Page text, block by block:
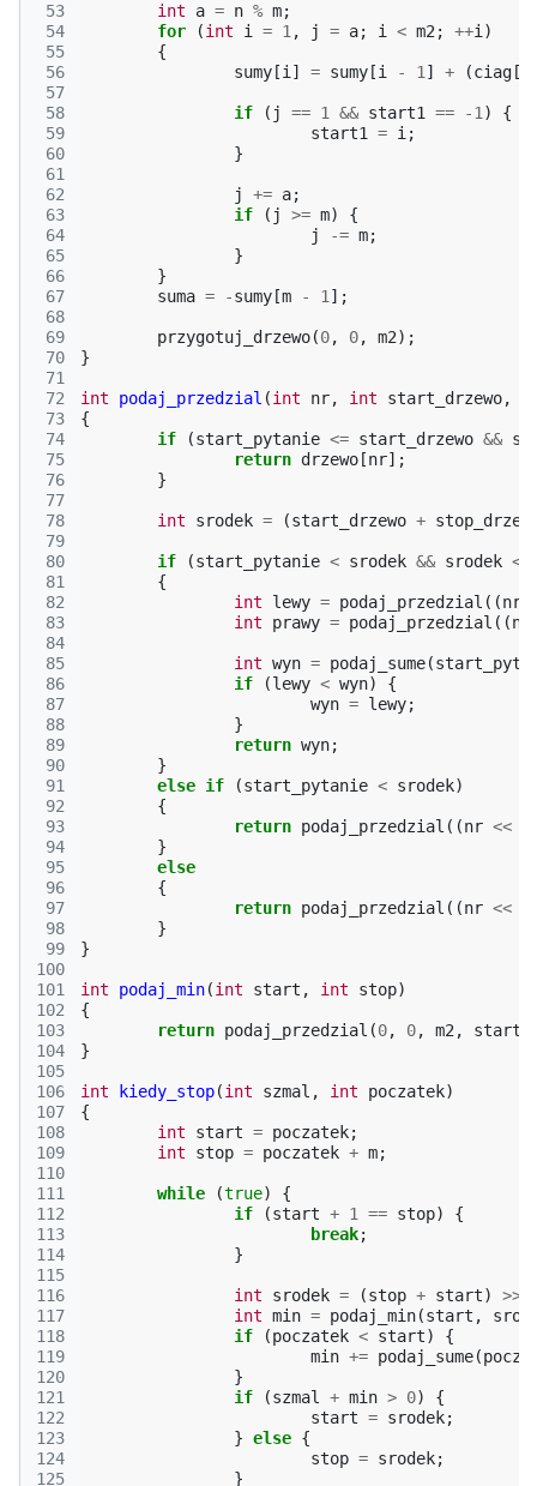
53
54
55
56
57
58
59
60
61
62
63
64
65
66
67
68
69
70
71
72
73
74
75
76
77
78
79
80
81
82
83
84
85
86
87
88
89
90
91
92
93
94
95
96
97
98
99
100
101
102
103
104
105
106
107
108
109
110
111
112
113
114
115
116
117
118
119
120
121
122
123
124
125
int
a = n % m;
for
(int i = 1 , j = a; i < m2 ; ++i )
{
sumy [i ] = sumy [i - 1 ] + (ciag [
if ( j == 1 && start1 == -1 )
{
start1
= i ;
}
j += a;
if
( j >= m)
{
j
-= m;
}
}
suma = -sumy [m - 1 ];
przygotuj_drzewo(0, 0, m2);
}
int podaj_przedzial (int nr, int start_drzewo,
{
if
(start_pytanie <= start_drzewo &&
return drzewo [nr];
}
int srodek = (start_drzewo +
if (start_pytanie < srodek && srodek <
{
int
lewy = podaj_przedzial ((nr
int
prawy = podaj_przedzial ((nr
int wyn = podaj_sume(
if
(lewy < wyn)
{
wyn = lewy;
}
return wyn;
}
else if (start_pytanie < srodek)
{
return podaj_przedzial ((nr <<
}
else
{
return podaj_przedzial ((nr <<
}
}
int podaj_min(int start , int stop)
{
return podaj_przedzial (0, 0, m2 , start
}
int kiedy_stop(int szmal , int poczatek)
{
int
start = poczatek;
int
stop = poczatek + m;
while (true)
{
if
(start + 1 == stop)
{
break;
}
int srodek = (stop + start) >>
int min = podaj_min(start ,
if
(poczatek < start)
{
min += podaj_sume(
}
if
(szmal + min > 0)
{
start = srodek;
} else {
stop = srodek;
}